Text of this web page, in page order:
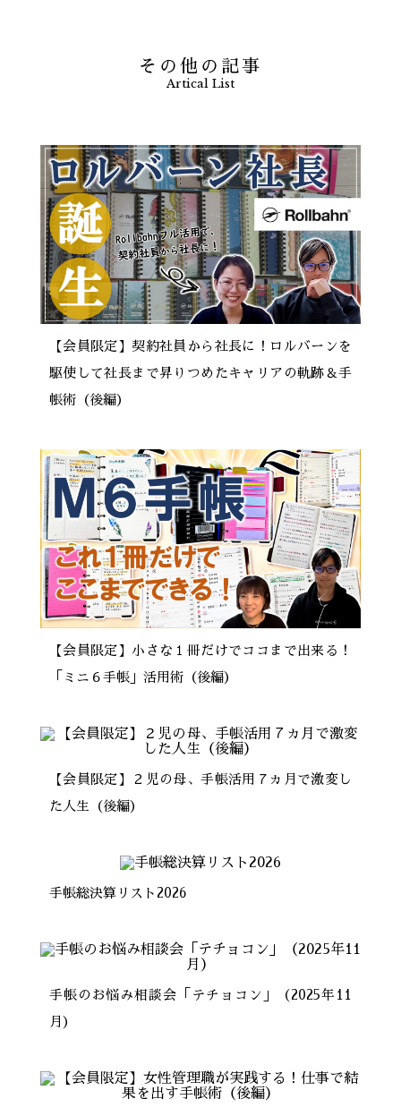
その他の記事
Artical List
【会員限定】契約社員から社長に！ロルバーンを
駆使して社長まで昇りつめたキャリアの軌跡＆手
帳術（後編）
【会員限定】小さな１冊だけでココまで出来る！
「ミニ６手帳」活用術（後編）
【会員限定】２児の母、手帳活用７ヵ月で激変し
た人生（後編）
手帳総決算リスト2026
手帳のお悩み相談会「テチョコン」（2025年11
月）